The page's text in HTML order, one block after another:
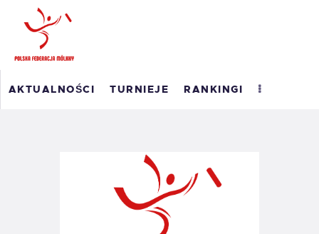
AKTUALNOŚCI TURNIEJE RANKINGI
POLSKI RANKING
MASTERS 2026